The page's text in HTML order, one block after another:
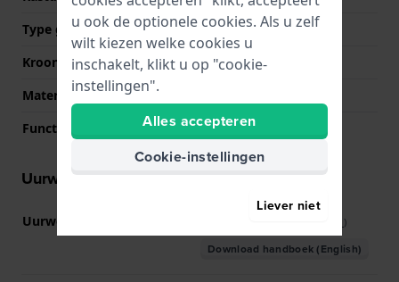
Type glas
Saffier
Kroon
Druk kroon
Materiaal bezel
Functie ring
Kompas
Uurwerk informatie
Uurwerk nr. )
Download handboek (English)
u ook de optionele cookies. Als u zelf
wilt kiezen welke cookies u
inschakelt, klikt u op "cookie-
instellingen".
Alles accepteren
Cookie-instellingen
Liever niet